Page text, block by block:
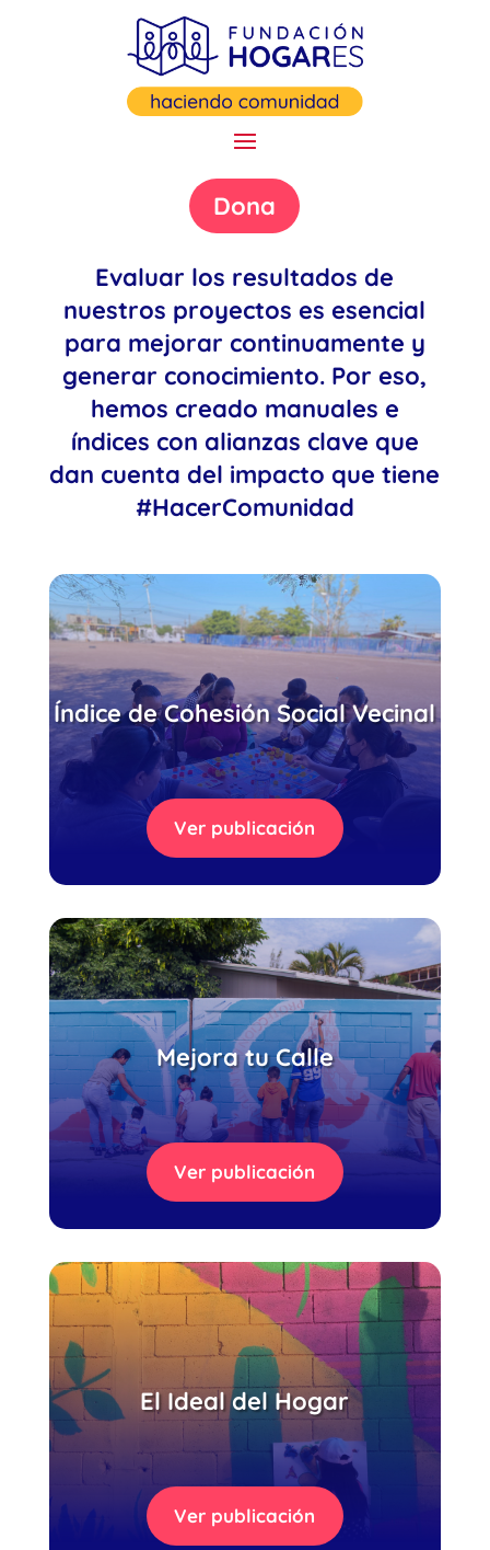
Dona
Evaluar los resultados de
nuestros proyectos es esencial
para mejorar continuamente y
generar conocimiento. Por eso,
hemos creado manuales e
índices con alianzas clave que
dan cuenta del impacto que tiene
#HacerComunidad
Índice de Cohesión Social Vecinal
Ver publicación
Mejora tu Calle
Ver publicación
El Ideal del Hogar
Ver publicación